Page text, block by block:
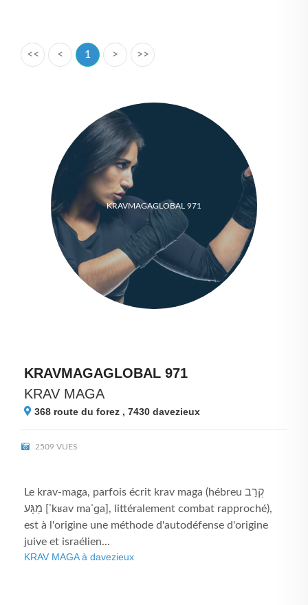
<< < 1 > >>
KRAVMAGAGLOBAL 971
KRAVMAGAGLOBAL 971
KRAV MAGA
368 route du forez , 7430 davezieux
2509 VUES
Le krav-maga, parfois écrit krav maga (hébreu קְרַב
מַגָּע [ˈkʁav maˈɡa], littéralement combat rapproché),
est à l'origine une méthode d'autodéfense d'origine
juive et israélien...
KRAV MAGA à davezieux